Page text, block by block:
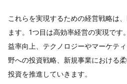
これらを実現するための経営戦略は
ます。1つ目は高効率経営の実現で
益率向上、テクノロジーやマーケテ
野への投資戦略、新規事業における
投資を推進していきます。